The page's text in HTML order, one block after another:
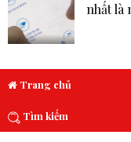
nhất là
Trang chủ
Tìm kiếm